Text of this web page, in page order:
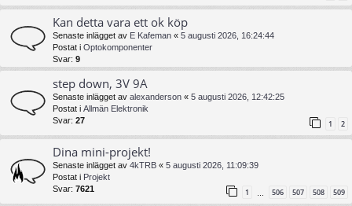
Kan detta vara ett ok köp
Senaste inlägget av E Kafeman « 5 augusti 2026, 16:24:44
Postat i Optokomponenter
Svar: 9
step down, 3V 9A
Senaste inlägget av alexanderson « 5 augusti 2026, 12:42:25
Postat i Allmän Elektronik
Svar: 27 1 2
Dina mini-projekt!
Senaste inlägget av 4kTRB « 5 augusti 2026, 11:09:39
Postat i Projekt
Svar: 7621 1 506 507 508 509